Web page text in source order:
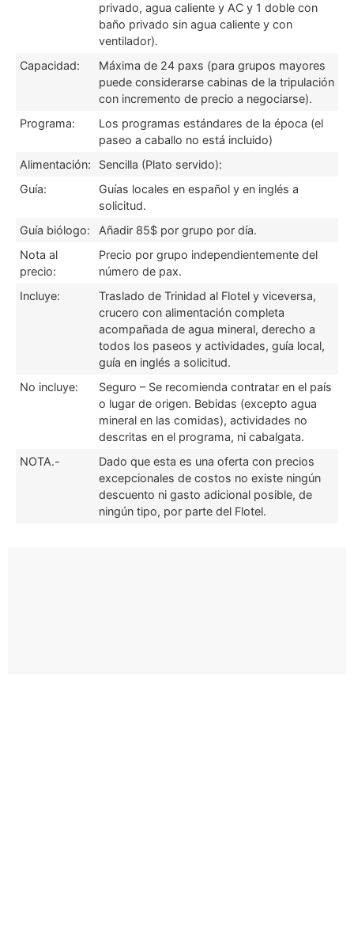
privado, agua caliente y AC y 1 doble con
baño privado sin agua caliente y con
ventilador).
Capacidad:
Máxima de 24 paxs (para grupos mayores
puede considerarse cabinas de la tripulación
con incremento de precio a negociarse).
Programa:
Los programas estándares de la época (el
paseo a caballo no está incluido)
Alimentación:
Sencilla (Plato servido):
Guía:
Guías locales en español y en inglés a
solicitud.
Guía biólogo:
Añadir 85$ por grupo por día.
Nota al
precio:
Precio por grupo independientemente del
número de pax.
Incluye:
Traslado de Trinidad al Flotel y viceversa,
crucero con alimentación completa
acompañada de agua mineral, derecho a
todos los paseos y actividades, guía local,
guía en inglés a solicitud.
No incluye:
Seguro – Se recomienda contratar en el país
o lugar de origen. Bebidas (excepto agua
mineral en las comidas), actividades no
descritas en el programa, ni cabalgata.
NOTA.-
Dado que esta es una oferta con precios
excepcionales de costos no existe ningún
descuento ni gasto adicional posible, de
ningún tipo, por parte del Flotel.